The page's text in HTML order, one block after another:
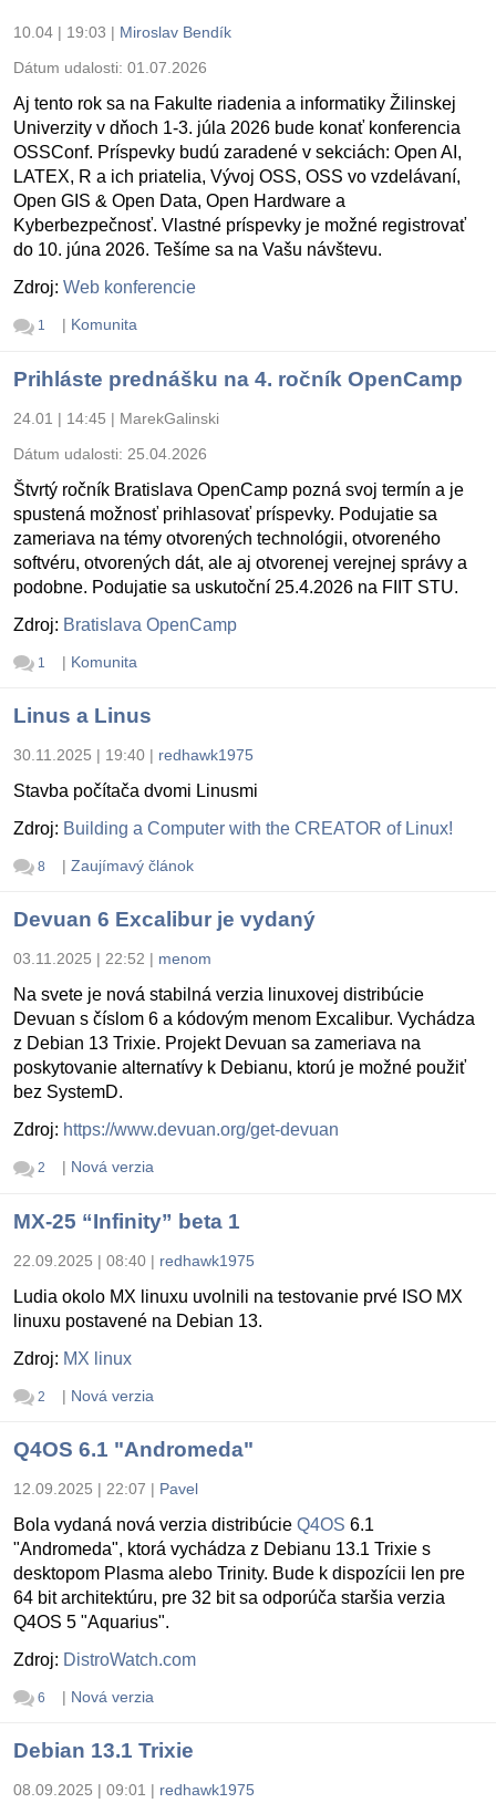
10.04 | 19:03 | Miroslav Bendík
Dátum udalosti: 01.07.2026
Aj tento rok sa na Fakulte riadenia a informatiky Žilinskej
Univerzity v dňoch 1-3. júla 2026 bude konať konferencia
OSSConf. Príspevky budú zaradené v sekciách: Open AI,
LATEX, R a ich priatelia, Vývoj OSS, OSS vo vzdelávaní,
Open GIS & Open Data, Open Hardware a
Kyberbezpečnosť. Vlastné príspevky je možné registrovať
do 10. júna 2026. Tešíme sa na Vašu návštevu.
Zdroj: Web konferencie
1 | Komunita
Prihláste prednášku na 4. ročník OpenCamp
24.01 | 14:45 | MarekGalinski
Dátum udalosti: 25.04.2026
Štvrtý ročník Bratislava OpenCamp pozná svoj termín a je
spustená možnosť prihlasovať príspevky. Podujatie sa
zameriava na témy otvorených technológii, otvoreného
softvéru, otvorených dát, ale aj otvorenej verejnej správy a
podobne. Podujatie sa uskutoční 25.4.2026 na FIIT STU.
Zdroj: Bratislava OpenCamp
1 | Komunita
Linus a Linus
30.11.2025 | 19:40 | redhawk1975
Stavba počítača dvomi Linusmi
Zdroj: Building a Computer with the CREATOR of Linux!
8 | Zaujímavý článok
Devuan 6 Excalibur je vydaný
03.11.2025 | 22:52 | menom
Na svete je nová stabilná verzia linuxovej distribúcie
Devuan s číslom 6 a kódovým menom Excalibur. Vychádza
z Debian 13 Trixie. Projekt Devuan sa zameriava na
poskytovanie alternatívy k Debianu, ktorú je možné použiť
bez SystemD.
Zdroj: https://www.devuan.org/get-devuan
2 | Nová verzia
MX-25 “Infinity” beta 1
22.09.2025 | 08:40 | redhawk1975
Ludia okolo MX linuxu uvolnili na testovanie prvé ISO MX
linuxu postavené na Debian 13.
Zdroj: MX linux
2 | Nová verzia
Q4OS 6.1 "Andromeda"
12.09.2025 | 22:07 | Pavel
Bola vydaná nová verzia distribúcie Q4OS 6.1
"Andromeda", ktorá vychádza z Debianu 13.1 Trixie s
desktopom Plasma alebo Trinity. Bude k dispozícii len pre
64 bit architektúru, pre 32 bit sa odporúča staršia verzia
Q4OS 5 "Aquarius".
Zdroj: DistroWatch.com
6 | Nová verzia
Debian 13.1 Trixie
08.09.2025 | 09:01 | redhawk1975